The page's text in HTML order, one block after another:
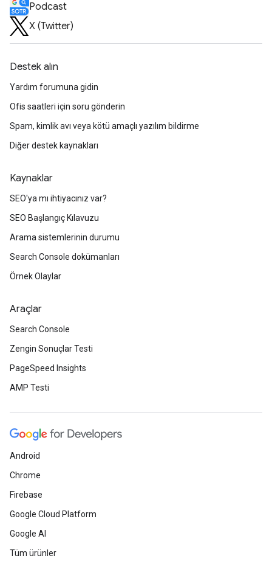
Podcast
X (Twitter)
Destek alın
Yardım forumuna gidin
Ofis saatleri için soru gönderin
Spam, kimlik avı veya kötü amaçlı yazılım bildirme
Diğer destek kaynakları
Kaynaklar
SEO'ya mı ihtiyacınız var?
SEO Başlangıç Kılavuzu
Arama sistemlerinin durumu
Search Console dokümanları
Örnek Olaylar
Araçlar
Search Console
Zengin Sonuçlar Testi
PageSpeed Insights
AMP Testi
Android
Chrome
Firebase
Google Cloud Platform
Google AI
Tüm ürünler